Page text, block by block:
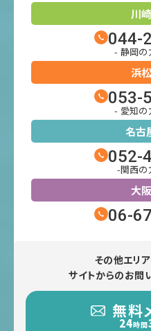
川
044-
- 静岡の
浜
053-
- 愛知の
名古
052-
-関西の
大
06-
その他エリ
サイトからのお問
無料
24時間